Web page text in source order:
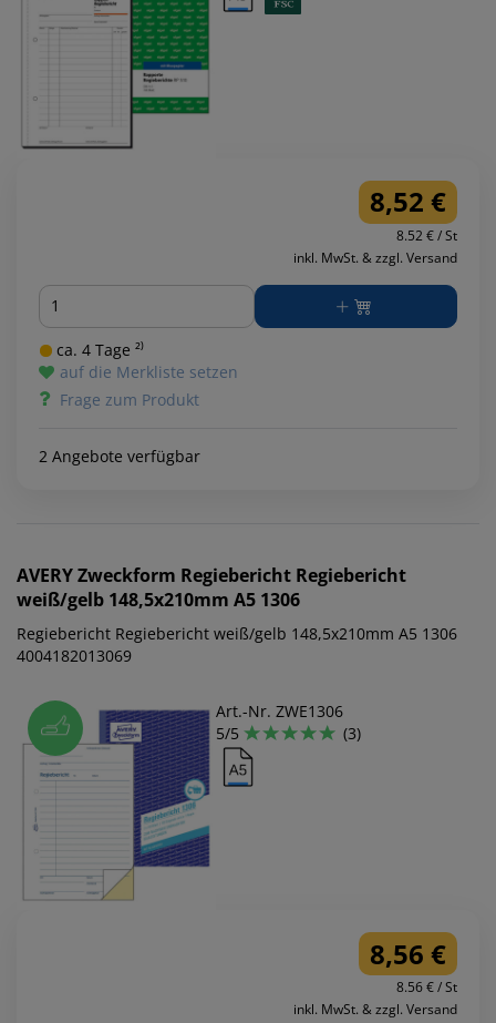
8,52 €
8.52 € / St
inkl. MwSt. & zzgl. Versand
Menge
ca. 4 Tage ²⁾
auf die Merkliste setzen
Frage zum Produkt
2 Angebote verfügbar
AVERY Zweckform Regiebericht Regiebericht
weiß/gelb 148,5x210mm A5 1306
Regiebericht Regiebericht weiß/gelb 148,5x210mm A5 1306
4004182013069
Art.-Nr. ZWE1306
5/5
(3)
8,56 €
8.56 € / St
inkl. MwSt. & zzgl. Versand